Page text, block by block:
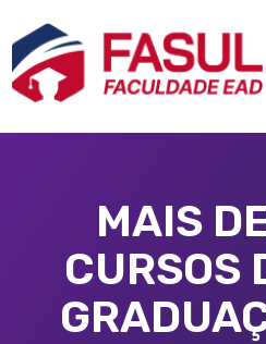
MAIS
CURSOS